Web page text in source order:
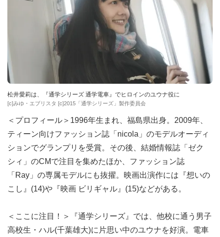
松井愛莉は、『通学シリーズ 通学電車』でヒロインのユウナ役に
[c]みゆ・エブリスタ [c]2015「通学シリーズ」製作委員会
＜プロフィール＞1996年生まれ、福島県出身。2009年、
ティーン向けファッション誌「nicola」のモデルオーディ
ションでグランプリを受賞。その後、結婚情報誌「ゼク
シィ」のCMで注目を集めたほか、ファッション誌
「Ray」の専属モデルにも抜擢。映画出演作には『想いの
こし』(14)や『映画 ビリギャル』(15)などがある。
＜ここに注目！＞『通学シリーズ』では、他校に通う男子
高校生・ハル(千葉雄大)に片思い中のユウナを好演。電車